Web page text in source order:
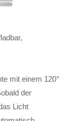
mit einem 120°
der
Licht